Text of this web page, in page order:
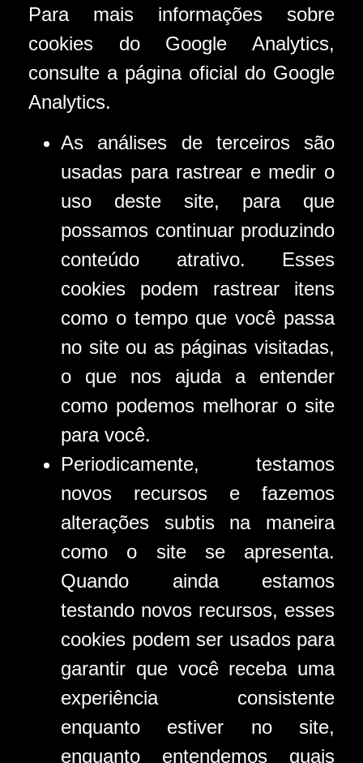
Para mais informações sobre
cookies do Google Analytics,
consulte a página oficial do Google
Analytics.
As análises de terceiros são
usadas para rastrear e medir o
uso deste site, para que
possamos continuar produzindo
conteúdo atrativo. Esses
cookies podem rastrear itens
como o tempo que você passa
no site ou as páginas visitadas,
o que nos ajuda a entender
como podemos melhorar o site
para você.
Periodicamente, testamos
novos recursos e fazemos
alterações subtis na maneira
como o site se apresenta.
Quando ainda estamos
testando novos recursos, esses
cookies podem ser usados ​​para
garantir que você receba uma
experiência consistente
enquanto estiver no site,
enquanto entendemos quais